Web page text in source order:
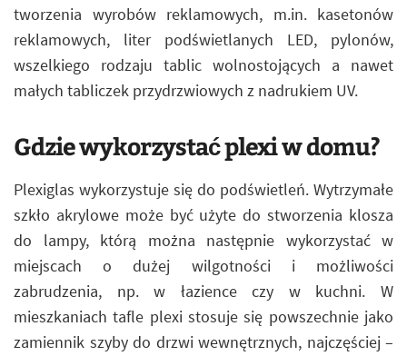
tworzenia wyrobów reklamowych, m.in. kasetonów
reklamowych, liter podświetlanych LED, pylonów,
wszelkiego rodzaju tablic wolnostojących a nawet
małych tabliczek przydrzwiowych z nadrukiem UV.
Gdzie wykorzystać plexi w domu?
Plexiglas wykorzystuje się do podświetleń. Wytrzymałe
szkło akrylowe może być użyte do stworzenia klosza
do lampy, którą można następnie wykorzystać w
miejscach o dużej wilgotności i możliwości
zabrudzenia, np. w łazience czy w kuchni. W
mieszkaniach tafle plexi stosuje się powszechnie jako
zamiennik szyby do drzwi wewnętrznych, najczęściej –